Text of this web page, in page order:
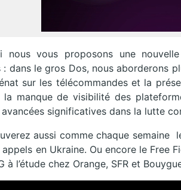
nous vous proposons une
: dans le gros Dos, nous aborderons
sur les télécommandes et la
manque de visibilité des
significatives dans la lutte
aussi comme chaque semaine
appels en Ukraine. Ou encore le Free
à l’étude chez Orange, SFR et